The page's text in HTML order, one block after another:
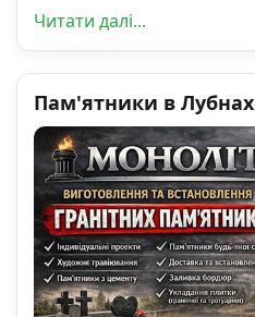
Читати далі...
Пам'ятники в Лубнах